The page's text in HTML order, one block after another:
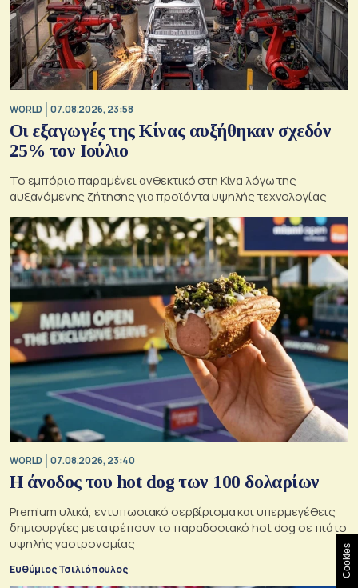
WORLD 07.08.2026, 23:58
Οι εξαγωγές της Κίνας αυξήθηκαν σχεδόν
25% τον Ιούλιο
Το εμπόριο παραμένει ανθεκτικό στη Κίνα λόγω της
αυξανόμενης ζήτησης για προϊόντα υψηλής τεχνολογίας
WORLD 07.08.2026, 23:40
Η άνοδος του hot dog των 100 δολαρίων
Premium υλικά, εντυπωσιακό σερβίρισμα και υπερμεγέθεις
δημιουργίες μετατρέπουν το παραδοσιακό hot dog σε πιάτο
υψηλής γαστρονομίας
Ευθύμιος Τσιλιόπουλος Cookies